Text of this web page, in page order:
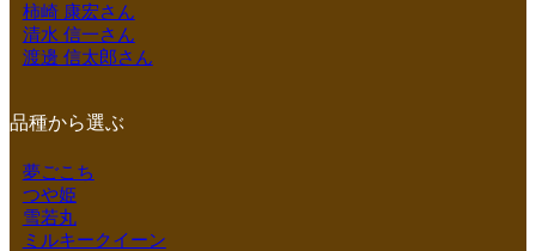
柿崎 康宏さん
清水 信一さん
渡邊 信太郎さん
品種から選ぶ
夢ごこち
つや姫
雪若丸
ミルキークイーン